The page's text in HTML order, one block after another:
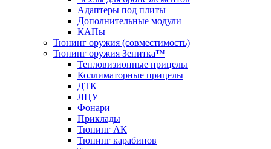
Адаптеры под плиты
Дополнительные модули
КАПы
Тюнинг оружия (совместимость)
Тюнинг оружия Зенитка™
Тепловизионные прицелы
Коллиматорные прицелы
ДТК
ЛЦУ
Фонари
Приклады
Тюнинг АК
Тюнинг карабинов